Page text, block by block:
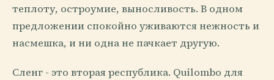
теплоту, остроумие, выносливость. В одном
предложении спокойно уживаются нежность и
насмешка, и ни одна не пачкает другую.
Сленг - это вторая республика. Quilombo для